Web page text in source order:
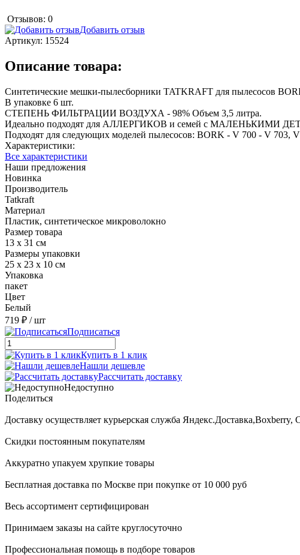
Отзывов: 0
Добавить отзыв
Артикул: 15524
Описание товара:
Синтетические мешки-пылесборники TATKRAFT для пылесосов
В упаковке 6 шт.
СТЕПЕНЬ ФИЛЬТРАЦИИ ВОЗДУХА - 98% Объем 3,5 литра.
Идеально подходят для АЛЛЕРГИКОВ и семей с МАЛЕНЬКИМИ
Подходят для следующих моделей пылесосов: BORK - V 700 - V
Характеристики:
Все характеристики
Наши предложения
Новинка
Производитель
Tatkraft
Материал
Пластик, синтетическое микроволокно
Размер товара
13 х 31 см
Размеры упаковки
25 х 23 х 10 см
Упаковка
пакет
Цвет
Белый
719 ₽ / шт
Подписаться
Купить в 1 клик
Нашли дешевле
Рассчитать доставку
Недоступно
Поделиться
Доставку осуществляет курьерская служба
Скидки постоянным покупателям
Аккуратно упакуем хрупкие товары
Бесплатная доставка по Москве при покупке от 10 000 руб
Весь ассортимент сертифицирован
Принимаем заказы на сайте круглосуточно
Профессиональная помощь в подборе товаров